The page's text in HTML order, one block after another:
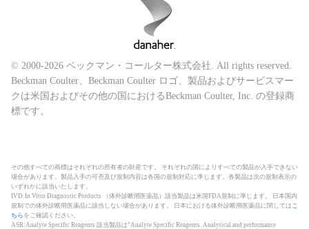
© 2000-2026 ベックマン・コールター株式会社. All rights reserved.
Beckman Coulter、Beckman Coulter ロゴ、製品およびサービスマー
クは米国およびその他の国におけるBeckman Coulter, Inc. の登録商
標です。
その他すべての商標はそれぞれの所有者の財産です。 それぞれの国によりすべての製品が入手できない
場合があります。製品入手の可否及び規制内容は各国の規制対応に準じます。各製品は次の規制表示の
いずれかに該当いたします。
IVD:In Vitro Diagnostic Products （体外診断用医薬品）該当製品は米国FDA規制に準じます。 日本国内
規制での体外診断用医薬品に該当しない場合があります。 日本における体外診断用医薬品に関しては こ
ちら をご確認ください。
ASR:Analyte Specific Reagents 該当製品は”Analyte Specific Reagents. Analytical and performance